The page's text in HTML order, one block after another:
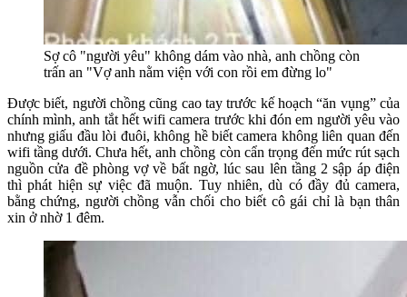
Sợ cô "người yêu" không dám vào nhà, anh chồng còn
trấn an "Vợ anh nằm viện với con rồi em đừng lo"
Được biết, người chồng cũng cao tay trước kế hoạch “ăn vụng” của
chính mình, anh tắt hết wifi camera trước khi đón em người yêu vào
nhưng giấu đầu lòi đuôi, không hề biết camera không liên quan đến
wifi tầng dưới. Chưa hết, anh chồng còn cẩn trọng đến mức rút sạch
nguồn cửa đề phòng vợ về bất ngờ, lúc sau lên tầng 2 sập áp điện
thì phát hiện sự việc đã muộn. Tuy nhiên, dù có đầy đủ camera,
bằng chứng, người chồng vẫn chối cho biết cô gái chỉ là bạn thân
xin ở nhờ 1 đêm.